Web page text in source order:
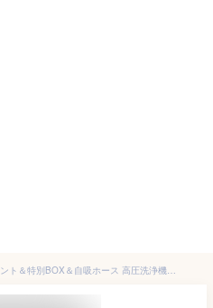
【公式限定セット】 K 2 サイレント＆特別BOX＆自吸ホース 高圧洗浄機 静音機能 軽量 小型 コンパクト収納 簡単接続 付属品充実 ハイパワーなノズル 洗車 泥 花粉除去効果 黄砂 (50/60Hz) 1.600-920.0 ケルヒャー(Karcher)